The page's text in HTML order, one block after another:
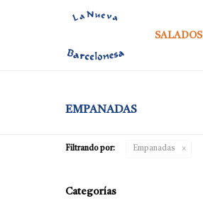
SALADOS
EMPANADAS
Filtrando por: Empanadas
Categorías